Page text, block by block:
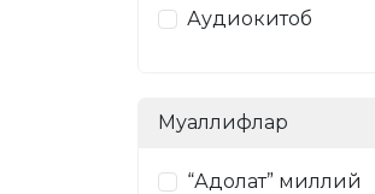
Аудиокитоб
Муаллифлар
“Адолат” миллий